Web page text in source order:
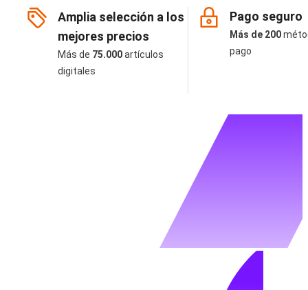
Amplia selección a los
mejores precios
Más de 75.000artículos
digitales
Pago seguro
Más de 200
pago